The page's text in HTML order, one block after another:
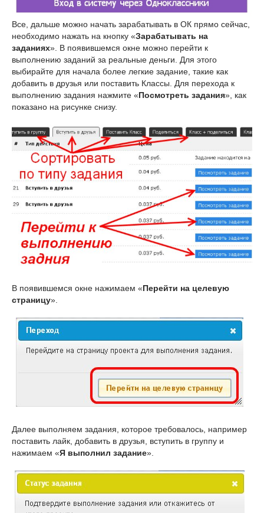
Все, дальше можно начать зарабатывать в ОК прямо сейчас,
необходимо нажать на кнопку «Зарабатывать на
заданиях». В появившемся окне можно перейти к
выполнению заданий за реальные деньги. Для этого
выбирайте для начала более легкие задание, такие как
добавить в друзья или поставить Классы. Для перехода к
выполнению задания нажмите «Посмотреть задания», как
показано на рисунке снизу.
В появившемся окне нажимаем «Перейти на целевую
страницу».
Далее выполняем задания, которое требовалось, например
поставить лайк, добавить в друзья, вступить в группу и
нажимаем «Я выполнил задание».